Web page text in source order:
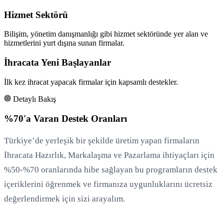
Hizmet Sektörü
Bilişim, yönetim danışmanlığı gibi hizmet sektöründe yer alan ve
hizmetlerini yurt dışına sunan firmalar.
İhracata Yeni Başlayanlar
İlk kez ihracat yapacak firmalar için kapsamlı destekler.
Detaylı Bakış
%70'a Varan Destek Oranları
Türkiye’de yerleşik bir şekilde üretim yapan firmaların
İhracata Hazırlık, Markalaşma ve Pazarlama ihtiyaçları için
%50-%70 oranlarında hibe sağlayan bu programların destek
içeriklerini öğrenmek ve firmanıza uygunluklarını ücretsiz
değerlendirmek için sizi arayalım.